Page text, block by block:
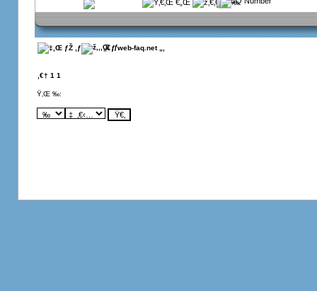
 „€ƒ web-faq.net
‚€† 1 1
Ÿ‚Œ ‰: